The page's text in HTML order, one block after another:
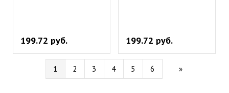
199.72 руб. 199.72 руб.
1 2 3 4 5 6 »